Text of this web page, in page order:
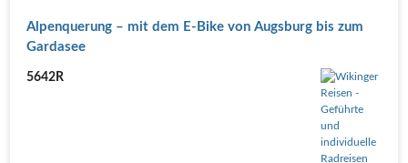
Alpenquerung – mit dem E-Bike von Augsburg bis zum
Gardasee
5642R